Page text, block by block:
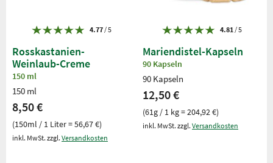
4.77/ 5
Rosskastanien-
Weinlaub-Creme
150 ml
150 ml
8,50 €
(150ml / 1 Liter = 56,67 €)
inkl. MwSt. zzgl. Versandkosten
4.81 / 5
Mariendistel-Kapseln
90 Kapseln
90 Kapseln
12,50 €
(61g / 1 kg = 204,92 €)
inkl. MwSt. zzgl. Versandkosten